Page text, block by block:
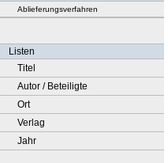
Ablieferungsverfahren
Listen
Titel
Autor / Beteiligte
Ort
Verlag
Jahr